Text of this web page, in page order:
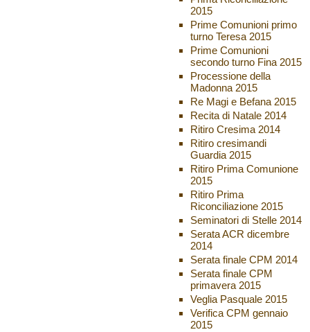
2015
Prime Comunioni primo
turno Teresa 2015
Prime Comunioni
secondo turno Fina 2015
Processione della
Madonna 2015
Re Magi e Befana 2015
Recita di Natale 2014
Ritiro Cresima 2014
Ritiro cresimandi
Guardia 2015
Ritiro Prima Comunione
2015
Ritiro Prima
Riconciliazione 2015
Seminatori di Stelle 2014
Serata ACR dicembre
2014
Serata finale CPM 2014
Serata finale CPM
primavera 2015
Veglia Pasquale 2015
Verifica CPM gennaio
2015